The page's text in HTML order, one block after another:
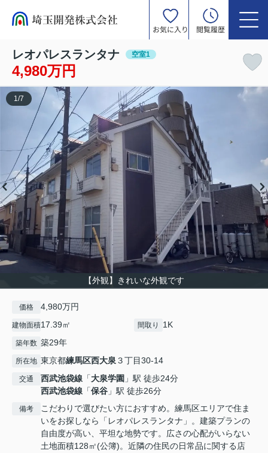
お気に入り 閲覧履歴
レオパレスランタナ 空室1
4,980万円
【外観】きれいな外観です
1 /7
価格 4,980万円
建物面積17.39㎡ 間取り 1K
築年数 築29年
所在地 東京都練馬区西大泉 ３丁目30-14
交通 西武池袋線 「大泉学園 」駅 徒歩24分
西武池袋線 「保谷 」駅 徒歩26分
備考
こだわりで選びたい方におすすめ。練馬区エリアで住ま
いをお探しなら「レオパレスランタナ」。建築プランの
自由度が高い、平坦な地勢です。広さの心配がいらない
土地面積128㎡(公簿)。近隣の住民の日常品に関する店